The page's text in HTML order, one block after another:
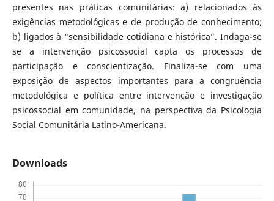
presentes nas práticas comunitárias: a) relacionados às
exigências metodológicas e de produção de conhecimento;
b) ligados à “sensibilidade cotidiana e histórica”. Indaga-se
se a intervenção psicossocial capta os processos de
participação e conscientização. Finaliza-se com uma
exposição de aspectos importantes para a congruência
metodológica e política entre intervenção e investigação
psicossocial em comunidade, na perspectiva da Psicologia
Social Comunitária Latino-Americana.
Downloads